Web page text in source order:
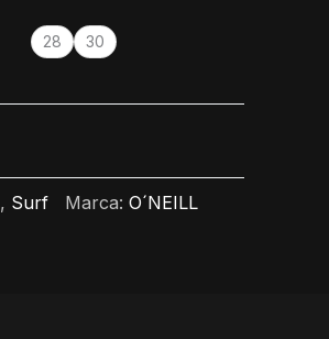
28 30
, Surf Marca: O´NEILL